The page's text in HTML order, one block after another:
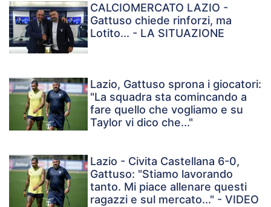
CALCIOMERCATO LAZIO -
Gattuso chiede rinforzi, ma
Lotito... - LA SITUAZIONE
Lazio, Gattuso sprona i giocatori:
"La squadra sta comincando a
fare quello che vogliamo e su
Taylor vi dico che..."
Lazio - Civita Castellana 6-0,
Gattuso: "Stiamo lavorando
tanto. Mi piace allenare questi
ragazzi e sul mercato..." - VIDEO